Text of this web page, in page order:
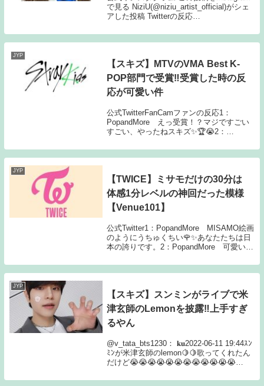
で見る NiziU(@niziu_artist_official)がシェ
アした投稿 Twitterの反応
19:08福岡2日目、マユ...
JYP
【スキズ】MTVのVMA Best K-
POP部門で受賞‼受賞した時の反
応が可愛い件
公式TwitterFanCamファンの反応1：
PopandMore えっ受賞！？マジですごい
すごい、やったねスキズ✨🏆😭2：
キズが受賞して「え？俺達？」みたいな顔
しててバンチャン安定の良いスピ...
JYP
【TWICE】ミサモだけの30分は
体感1分レベルの神回だった模様
【Venue101】
公式Twitter1：PopandMore MISAMO絵画
のようにうちゅくちい🌹✨あなたたちは日
本の誇りです。2：PopandMore 可愛い🫶
な。。ワイプなのに、めちゃくちゃファン
サしてる。...
JYP
【スキズ】スンミンがライブで米
津玄師のLemonを披露‼上手すぎ
るやん
@v_tata_bts1230： 𝐤𝐮2022-06-11 19:44ｽﾝ
ﾐﾝが米津玄師のlemon🍋🍋歌ってくれたん
だけど😭😭😭😭😭😭😭😭😭😭😭😭
#MANIAC_SKZ#2ndWorldT...